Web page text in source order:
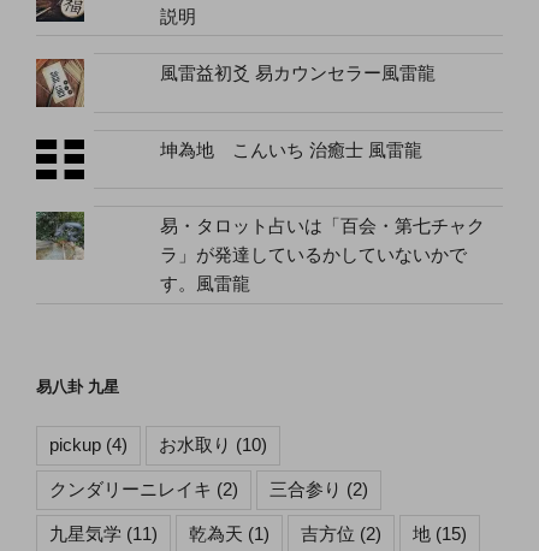
説明
風雷益初爻 易カウンセラー風雷龍
坤為地 こんいち 治癒士 風雷龍
易・タロット占いは「百会・第七チャク
ラ」が発達しているかしていないかで
す。風雷龍
易八卦 九星
pickup (4) お水取り (10)
クンダリーニレイキ (2) 三合参り (2)
九星気学 (11) 乾為天 (1) 吉方位 (2) 地 (15)